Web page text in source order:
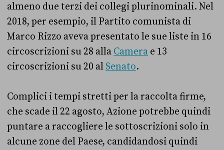
almeno due terzi dei collegi plurinominali. Nel
2018, per esempio, il Partito comunista di
Marco Rizzo aveva presentato le sue liste in 16
circoscrizioni su 28 alla Camera e 13
circoscrizioni su 20 al Senato.
Complici i tempi stretti per la raccolta firme,
che scade il 22 agosto, Azione potrebbe quindi
puntare a raccogliere le sottoscrizioni solo in
alcune zone del Paese, candidandosi quindi